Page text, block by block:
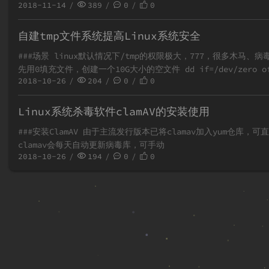
2018-11-14 389 0 0
自建tmp文件系统提高Linux系统安全
###场景 linux默认情况下/tmp的权限极大，777，很多木马、病
先用0填充文件，创建一个10G大小的空文件 dd if=/dev/zero
2018-10-26 204 0 0
Linux系统杀毒软件clamAV的安装使用
###安装ClamAV 由于主流发行版本已将clamav加入yum仓库，可直
clamav会每天自动更新病毒库，可手动
2018-10-26 194 0 0